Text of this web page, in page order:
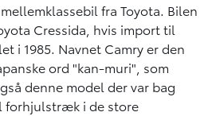
fra Toyota. Bilen
Cressida, hvis import til
i 1985. Navnet Camry er den
ord "kan-muri", som
denne model der var bag
forhjulstræk i de store